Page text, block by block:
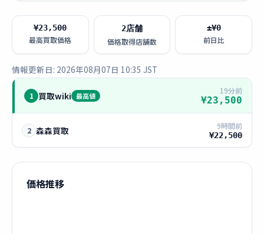
¥23,500
最高買取価格
2店舗
価格取得店舗数
±¥0
前日比
情報更新日: 2026年08月07日 10:35 JST
1 買取wiki 最高値
19分前
¥23,500
2 森森買取 9時間前
¥22,500
価格推移